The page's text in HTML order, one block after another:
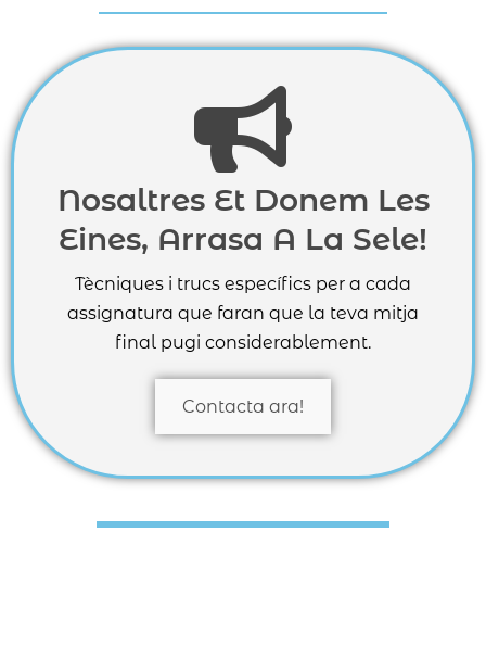
Nosaltres Et Donem Les
Eines, Arrasa A La Sele!
Tècniques i trucs específics per a cada
assignatura que faran que la teva mitja
final pugi considerablement.
Contacta ara!